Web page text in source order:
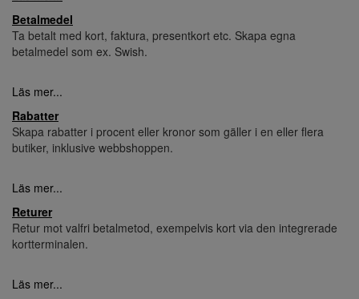
Betalmedel
Ta betalt med kort, faktura, presentkort etc. Skapa egna
betalmedel som ex. Swish.
Läs mer...
Rabatter
Skapa rabatter i procent eller kronor som gäller i en eller flera
butiker, inklusive webbshoppen.
Läs mer...
Returer
Retur mot valfri betalmetod, exempelvis kort via den integrerade
kortterminalen.
Läs mer...